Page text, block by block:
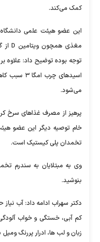
کمک می‌کند.
این عضو هیئت علمی دانشگاه
اسید‌های
می‌شود.
پرهیز از مصرف غذا‌های سرخ
خام توصیه دیگر این عضو
تخمدان پلی کیستیک است.
وی به مبتلایان به سندرم
بنوشید.
دکتر سهراب ادامه داد: آب
کم آبی، خستگی و خواب
زبان و لب ها، ادرار پررنگ